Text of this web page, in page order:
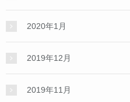
2020年1月
2019年12月
2019年11月